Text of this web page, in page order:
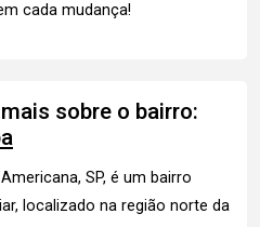
cada mudança!
sobre o bairro:
SP, é um bairro
localizado na região norte da